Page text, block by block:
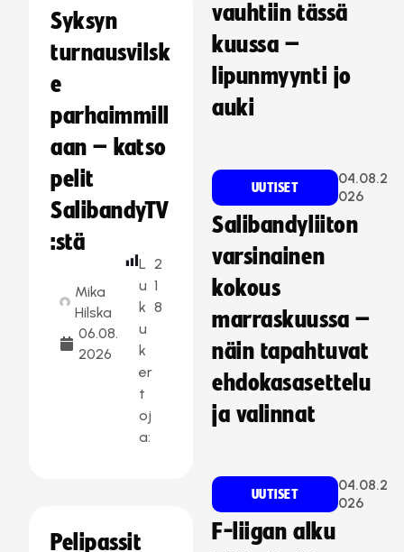
Syksyn
turnausvilsk
e
parhaimmill
aan – katso
pelit
SalibandyTV
:stä
Mika
Hilska
06.08.
2026
L
u
k
u
k
er
t
oj
a:
2
1
8
Pelipassit
vauhtiin tässä
kuussa –
lipunmyynti jo
auki
UUTISET
04.08.2
026
Salibandyliiton
varsinainen
kokous
marraskuussa –
näin tapahtuvat
ehdokasasettelu
ja valinnat
UUTISET
04.08.2
026
F-liigan alku